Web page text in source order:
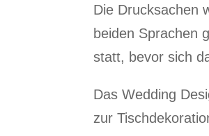
Die Drucksachen
beiden Sprachen
statt, bevor sich
Das Wedding
zur